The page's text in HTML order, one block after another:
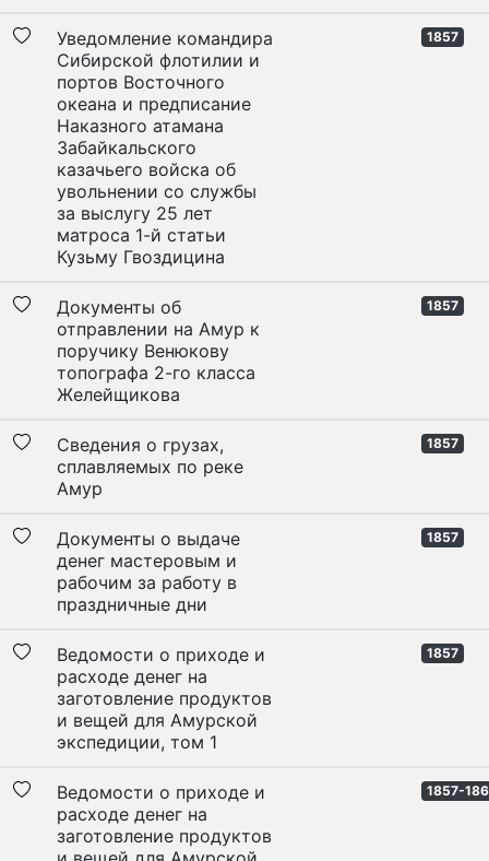
Уведомление командира
Сибирской флотилии и
портов Восточного
океана и предписание
Наказного атамана
Забайкальского
казачьего войска об
увольнении со службы
за выслугу 25 лет
матроса 1-й статьи
Кузьму Гвоздицина
1857
Документы об
отправлении на Амур к
поручику Венюкову
топографа 2-го класса
Желейщикова
1857
Сведения о грузах,
сплавляемых по реке
Амур
1857
Документы о выдаче
денег мастеровым и
рабочим за работу в
праздничные дни
1857
Ведомости о приходе и
расходе денег на
заготовление продуктов
и вещей для Амурской
экспедиции, том 1
1857
Ведомости о приходе и
расходе денег на
заготовление продуктов
1857-